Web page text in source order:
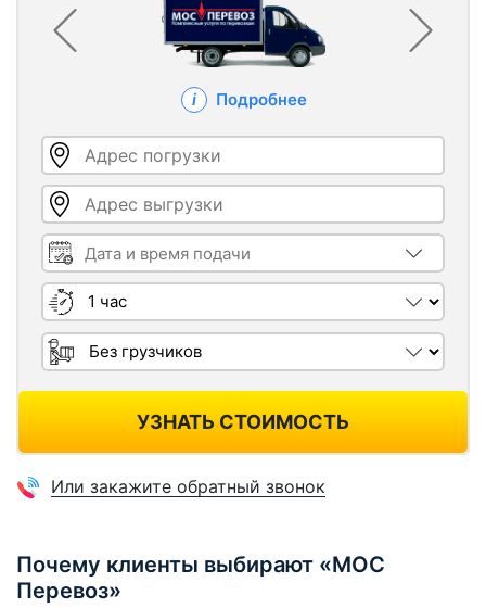
Подробнее
Адрес погрузки
Адрес выгрузки
Дата и время подачи
Длительность
Грузчики
УЗНАТЬ СТОИМОСТЬ
Или закажите обратный звонок
Почему клиенты выбирают «МОС
Перевоз»